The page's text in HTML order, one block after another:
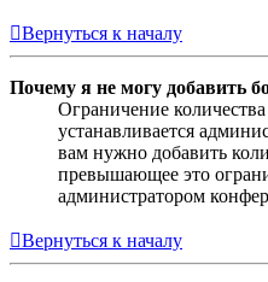
Вернуться к началу
Почему я не могу добавить
Ограничение
устанавливается
вам нужно добавить
превышающее это
администратором
Вернуться к началу